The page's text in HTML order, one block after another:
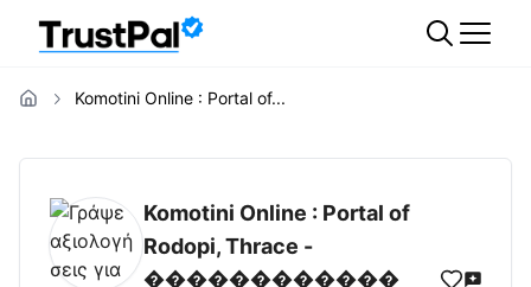
Komotini Online : Portal of...
kom.grΑξιολογήσεις | Δες Αξιολογήσεις
Komotini Online : Portal of
Rodopi, Thrace -
������������